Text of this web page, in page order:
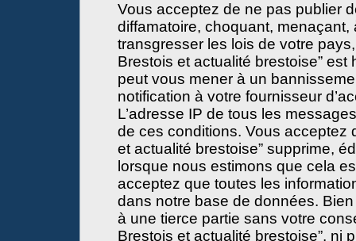
Vous acceptez de ne pas publier
diffamatoire, choquant,
transgresser les lois de votre
Brestois et actualité brestoise”
peut vous mener à un
notification à votre fournisseur
L’adresse IP de tous les
de ces conditions. Vous acceptez
et actualité brestoise” supprime,
lorsque nous estimons que cela
acceptez que toutes les
dans notre base de données.
à une tierce partie sans votre
Brestois et actualité brestoise”, ni